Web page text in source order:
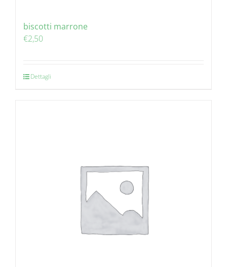
biscotti marrone
€2,50
Dettagli